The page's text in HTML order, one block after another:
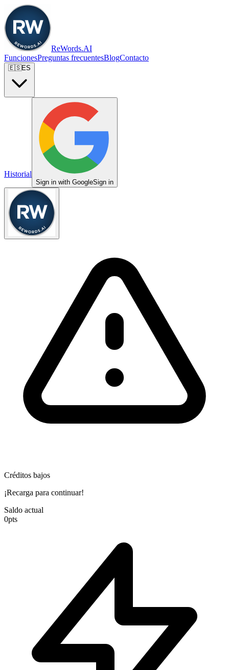
ReWords.AI
FuncionesPreguntas frecuentesBlogContacto
🇪🇸ES
Historial
Sign in with GoogleSign in
Créditos bajos
¡Recarga para continuar!
Saldo actual
0pts